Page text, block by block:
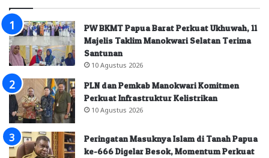
PW BKMT Papua Barat Perkuat Ukhuwah, 11
Majelis Taklim Manokwari Selatan Terima
Santunan
10 Agustus 2026
PLN dan Pemkab Manokwari Komitmen
Perkuat Infrastruktur Kelistrikan
10 Agustus 2026
Peringatan Masuknya Islam di Tanah Papua
ke-666 Digelar Besok, Momentum Perkuat